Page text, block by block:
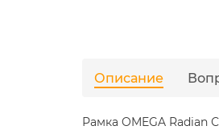
Описание
Рамка OMEGA